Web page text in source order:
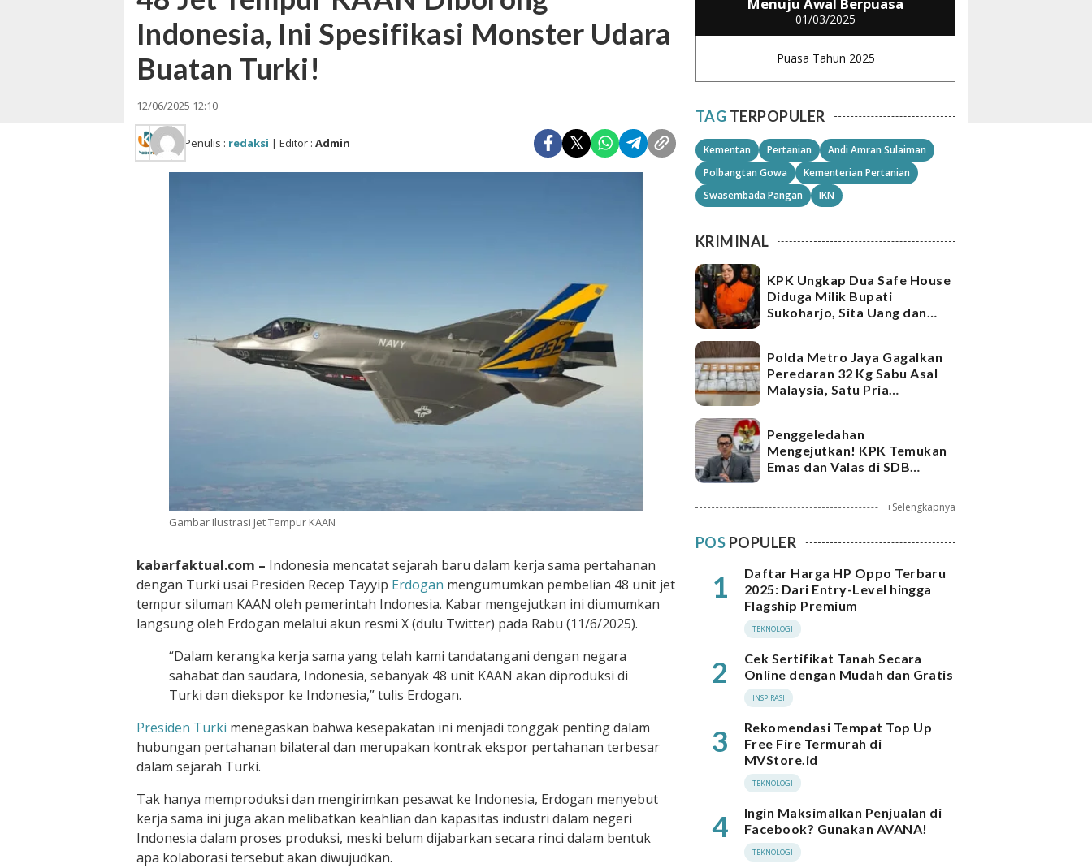
Indonesia, Ini Spesifikasi Monster Udara
Buatan Turki!
12/06/2025 12:10
Penulis : redaksi | Editor : Admin
Gambar Ilustrasi Jet Tempur KAAN
kabarfaktual.com – Indonesia mencatat sejarah baru dalam kerja sama pertahanan
dengan Turki usai Presiden Recep Tayyip Erdogan mengumumkan pembelian 48 unit jet
tempur siluman KAAN oleh pemerintah Indonesia. Kabar mengejutkan ini diumumkan
langsung oleh Erdogan melalui akun resmi X (dulu Twitter) pada Rabu (11/6/2025).
“Dalam kerangka kerja sama yang telah kami tandatangani dengan negara
sahabat dan saudara, Indonesia, sebanyak 48 unit KAAN akan diproduksi di
Turki dan diekspor ke Indonesia,” tulis Erdogan.
Presiden Turki menegaskan bahwa kesepakatan ini menjadi tonggak penting dalam
hubungan pertahanan bilateral dan merupakan kontrak ekspor pertahanan terbesar
dalam sejarah Turki.
Tak hanya memproduksi dan mengirimkan pesawat ke Indonesia, Erdogan menyebut
kerja sama ini juga akan melibatkan keahlian dan kapasitas industri dalam negeri
Indonesia dalam proses produksi, meski belum dijabarkan secara rinci dalam bentuk
apa kolaborasi tersebut akan diwujudkan.
Menuju Awal Berpuasa
01/03/2025
Puasa Tahun 2025
TAG TERPOPULER
Kementan Pertanian
Andi Amran Sulaiman
Polbangtan Gowa
Kementerian Pertanian
Swasembada Pangan
IKN
KRIMINAL
KPK Ungkap Dua Safe House
Diduga Milik Bupati
Sukoharjo, Sita Uang dan
Polda Metro Jaya Gagalkan
Peredaran 32 Kg Sabu Asal
Malaysia, Satu Pria
Penggeledahan
Mengejutkan! KPK Temukan
Emas dan Valas di SDB
+Selengkapnya
POS POPULER
1
Daftar Harga HP Oppo Terbaru
2025: Dari Entry-Level hingga
Flagship Premium
TEKNOLOGI
2
Cek Sertifikat Tanah Secara
Online dengan Mudah dan Gratis
INSPIRASI
3
Rekomendasi Tempat Top Up
Free Fire Termurah di
MVStore.id
TEKNOLOGI
4
Ingin Maksimalkan Penjualan di
Facebook? Gunakan AVANA!
TEKNOLOGI